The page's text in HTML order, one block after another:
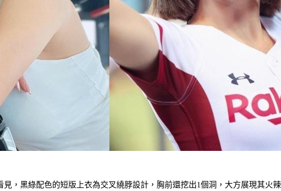
，黑綠配色的短版上衣為交叉繞脖設計，胸前還挖出1個洞，大方展現其火